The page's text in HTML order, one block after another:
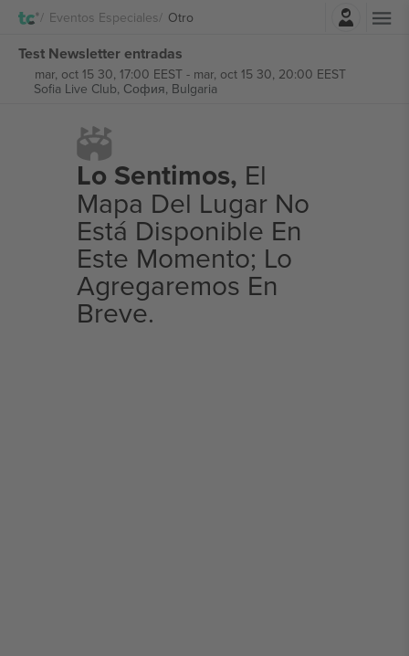
Eventos Especiales Otro
Test Newsletter entradas
mar, oct 15 30, 17:00 EEST- mar, oct 15 30, 20:00 EEST
Sofia Live Club, София, Bulgaria
Lo Sentimos, El
Mapa Del Lugar No
Está Disponible En
Este Momento; Lo
Agregaremos En
Breve.